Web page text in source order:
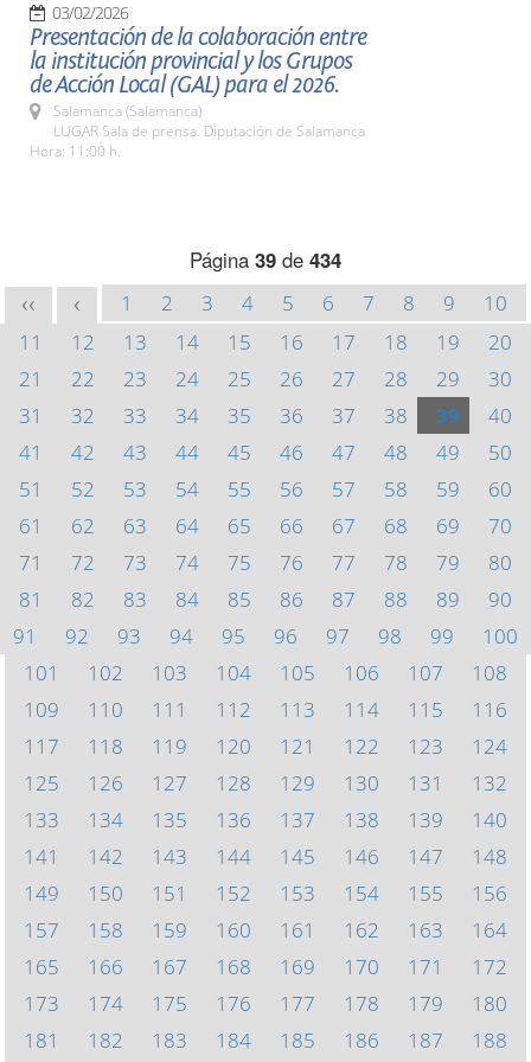
03/02/2026
Presentación de la colaboración entre
la institución provincial y los Grupos
de Acción Local (GAL) para el 2026.
Salamanca (Salamanca)
LUGAR Sala de prensa. Diputación de Salamanca
Hora: 11:00 h.
Página 39 de 434
<< < 1 2 3 4 5 6 7 8 9
10
11
12 13 14 15 16 17 18 19
20
21
22 23 24 25 26 27 28 29
30
31
32 33 34 35 36 37 38 39
40
41
42 43 44 45 46 47 48 49
50
51
52 53 54 55 56 57 58 59
60
61
62 63 64 65 66 67 68 69
70
71
72 73 74 75 76 77 78 79
80
81
82 83 84 85 86 87 88 89
90
91
92 93 94 95 96 97 98 99
100
101
102 103 104 105 106 107
108
109
110 111 112 113 114 115
116
117
118 119 120 121 122 123
124
125
126 127 128 129 130 131
132
133
134 135 136 137 138 139
140
141
142 143 144 145 146 147
148
149
150 151 152 153 154 155
156
157
158 159 160 161 162 163
164
165
166 167 168 169 170 171
172
173
174 175 176 177 178 179
180
181
182 183 184 185 186 187
188